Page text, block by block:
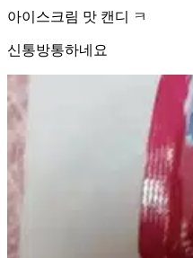
아이스크림 맛 캔디 ㅋ
신통방통하네요